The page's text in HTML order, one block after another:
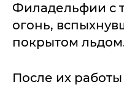
Филадельфии с
огонь,
покрытом
После их